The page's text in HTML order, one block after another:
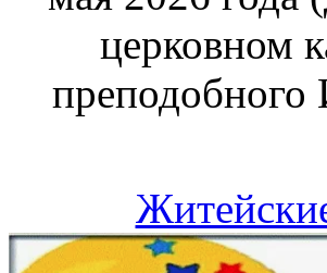
церковном
преподобного